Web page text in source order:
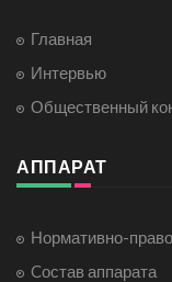
Главная
Интервью
Общественный
АППАРАТ
Нормативно-
Cостав аппарата